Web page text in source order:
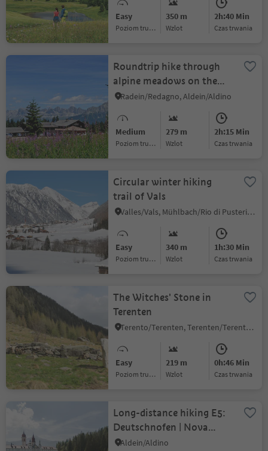
Easy
Poziom trudności
350 m
Wzlot
2h:40 Min
czas trwania
Roundtrip hike through
alpine meadows on the
Jochgrimm
Radein/Redagno, Aldein/Aldino
Medium
Poziom trudności
279 m
Wzlot
2h:15 Min
czas trwania
Circular winter hiking
trail of Vals
Valles/Vals, Mühlbach/Rio di Pusteria, Brixen/Bressanone and environs
Easy
Poziom trudności
340 m
Wzlot
1h:30 Min
czas trwania
The Witches' Stone in
Terenten
Terento/Terenten, Terenten/Terento, Brixen/Bressanone and environs
Easy
Poziom trudności
219 m
Wzlot
0h:46 Min
czas trwania
Long-distance hiking E5:
Deutschnofen | Nova
Ponente to Oberradein |
Aldein/Aldino